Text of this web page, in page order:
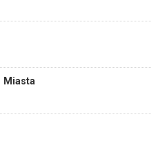
Miasta